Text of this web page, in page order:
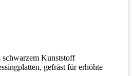
schwarzem Kunststoff
gefräst für erhöhte